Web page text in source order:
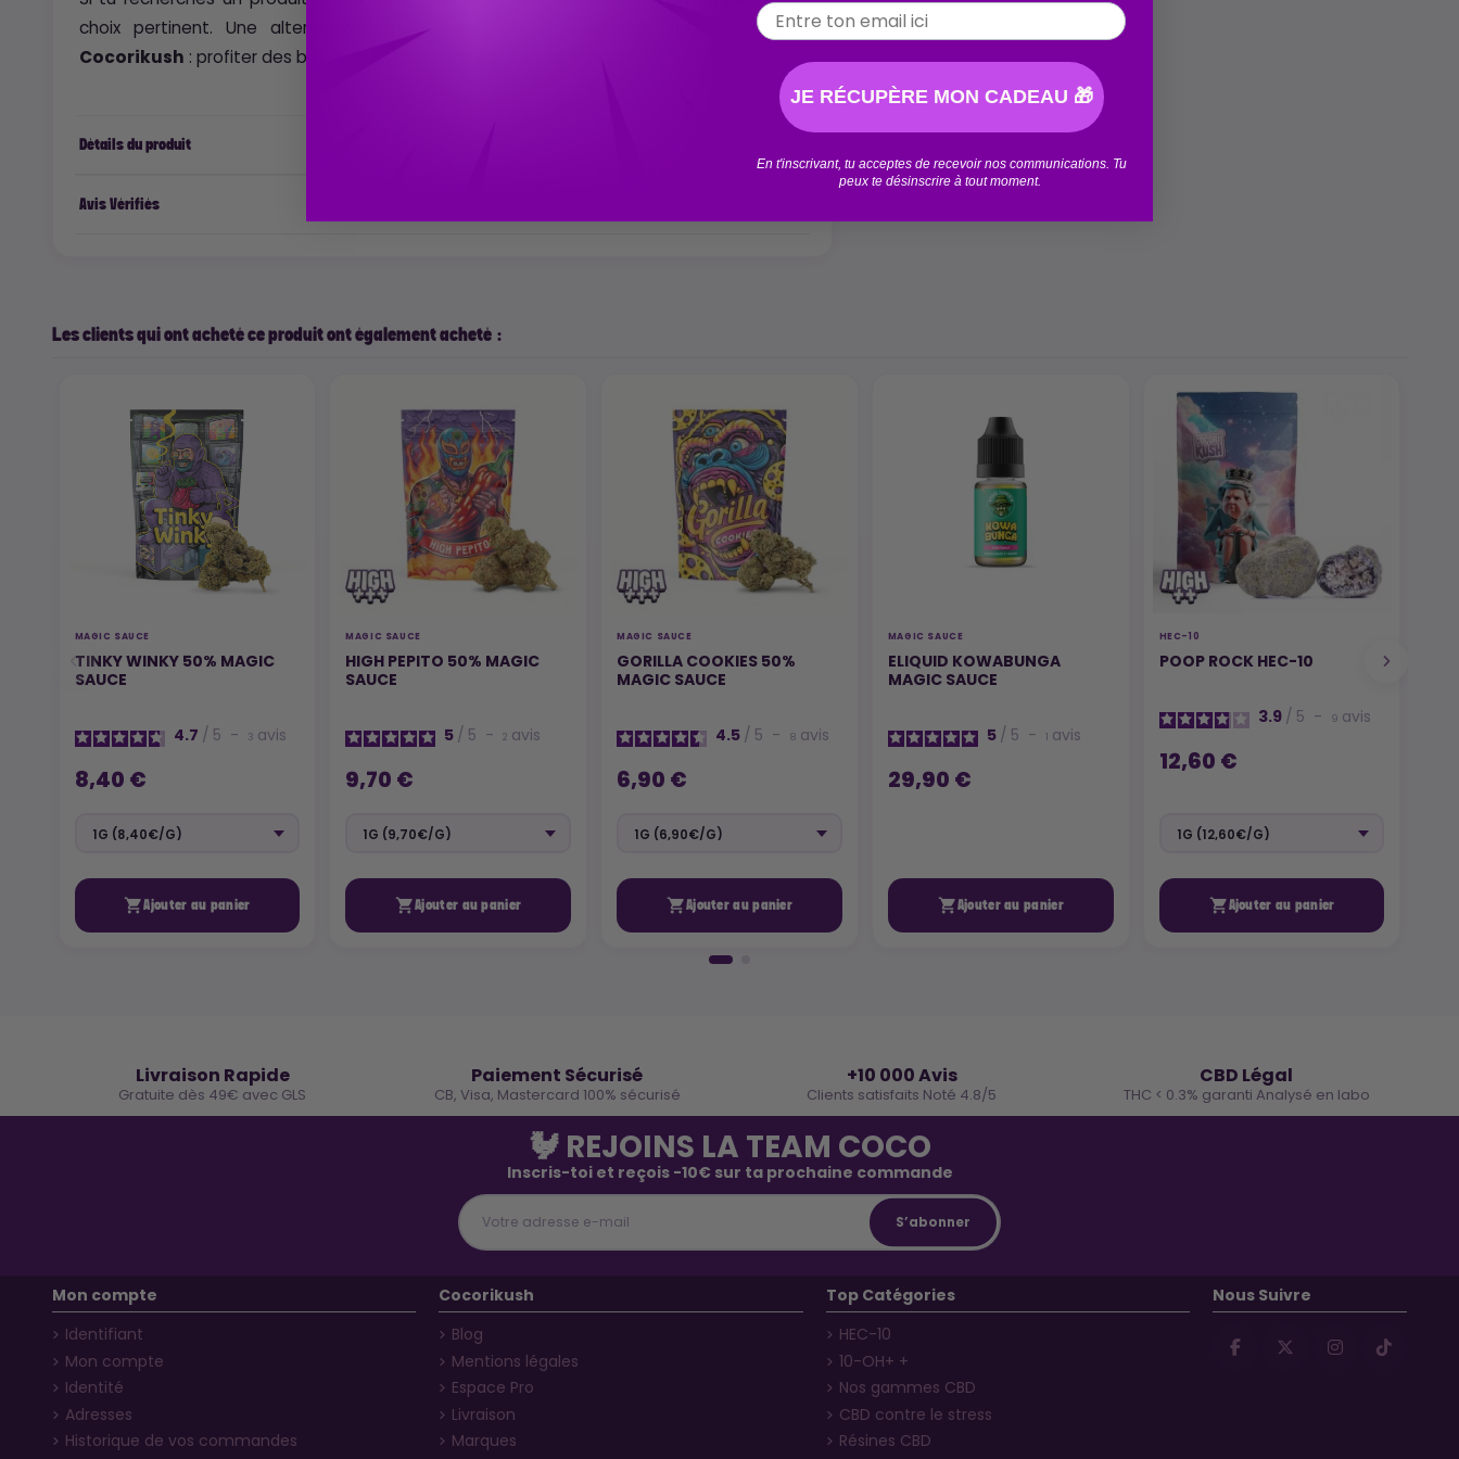
choix pertinent. Une alternative simple, équilibrée et accessible, fidèle à l’esprit
Cocorikush : profiter des bienfaits de la plante, sans en faire trop.
Détails du produit
Avis Vérifiés
Les clients qui ont acheté ce produit ont également acheté :
MAGIC SAUCE
TINKY WINKY 50% MAGIC
SAUCE
4.7 / 5 - 3 avis
8,40 €
Ajouter au panier
MAGIC SAUCE
HIGH PEPITO 50% MAGIC
SAUCE
5 / 5 - 2 avis
9,70 €
Ajouter au panier
MAGIC SAUCE
GORILLA COOKIES 50%
MAGIC SAUCE
4.5 / 5 - 8 avis
6,90 €
Ajouter au panier
MAGIC SAUCE
ELIQUID KOWABUNGA
MAGIC SAUCE
5 / 5 - 1 avis
29,90 €
Ajouter au panier
HEC-10
POOP ROCK HEC-10
3.9 / 5 - 9 avis
12,60 €
Ajouter au panier
Livraison Rapide
Gratuite dès 49€ avec GLS
Paiement Sécurisé
CB, Visa, Mastercard 100% sécurisé
+10 000 Avis
Clients satisfaits Noté 4.8/5
CBD Légal
THC < 0.3% garanti Analysé en labo
🐓 REJOINS LA TEAM COCO
Inscris-toi et reçois -10€ sur ta prochaine commande
Mon compte
Identifiant
Mon compte
Identité
Adresses
Historique de vos commandes
Cocorikush
Blog
Mentions légales
Espace Pro
Livraison
Marques
Top Catégories
HEC-10
10-OH+ +
Nos gammes CBD
CBD contre le stress
Résines CBD
Nous Suivre
Email
JE RÉCUPÈRE MON CADEAU 🎁
En t'inscrivant, tu acceptes de recevoir nos communications. Tu
peux te désinscrire à tout moment.